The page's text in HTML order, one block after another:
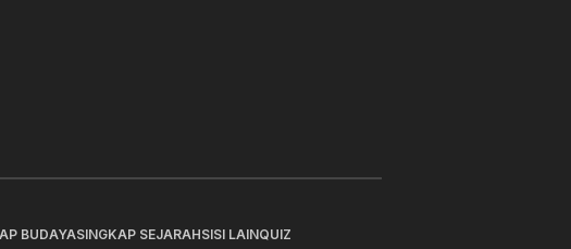
BUDAYASINGKAP SEJARAHSISI LAINQUIZ